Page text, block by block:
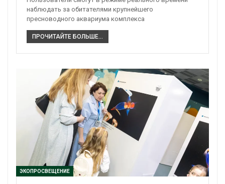
наблюдать за обитателями крупнейшего
пресноводного аквариума комплекса
ПРОЧИТАЙТЕ БОЛЬШЕ...
ЭКОПРОСВЕЩЕНИЕ